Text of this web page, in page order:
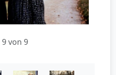
9 von 9